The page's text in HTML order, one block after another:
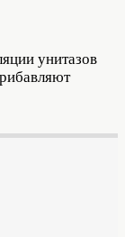
унитазов